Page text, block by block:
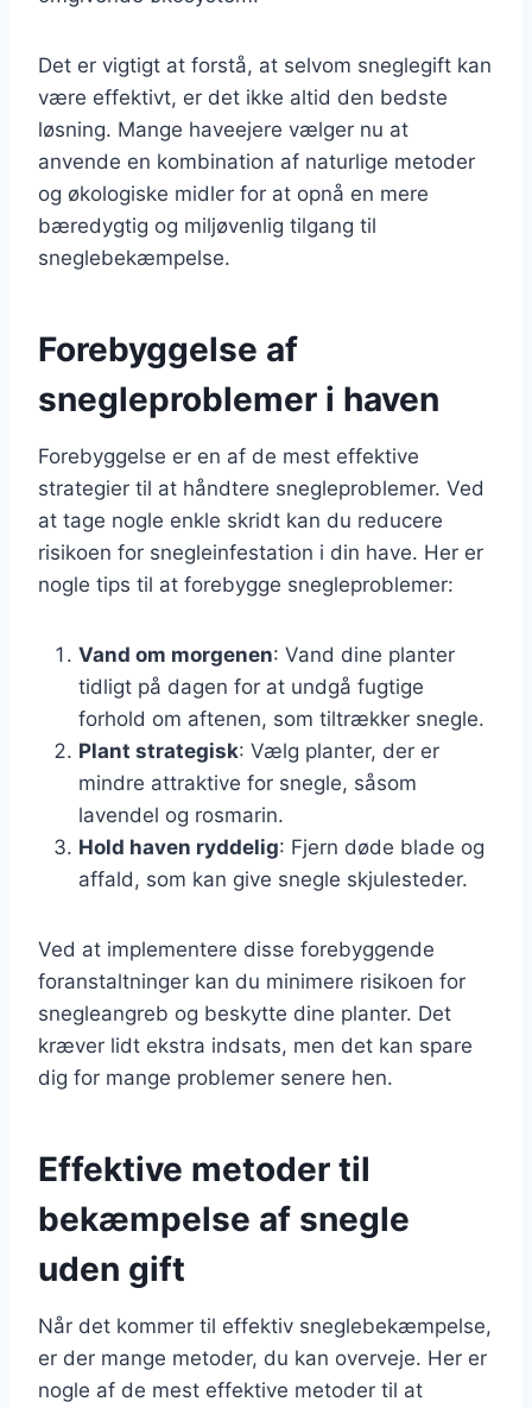
Det er vigtigt at forstå, at selvom sneglegift kan
være effektivt, er det ikke altid den bedste
løsning. Mange haveejere vælger nu at
anvende en kombination af naturlige metoder
og økologiske midler for at opnå en mere
bæredygtig og miljøvenlig tilgang til
sneglebekæmpelse.
Forebyggelse af
snegleproblemer i haven
Forebyggelse er en af de mest effektive
strategier til at håndtere snegleproblemer. Ved
at tage nogle enkle skridt kan du reducere
risikoen for snegleinfestation i din have. Her er
nogle tips til at forebygge snegleproblemer:
Vand om morgenen: Vand dine planter
tidligt på dagen for at undgå fugtige
forhold om aftenen, som tiltrækker snegle.
Plant strategisk: Vælg planter, der er
mindre attraktive for snegle, såsom
lavendel og rosmarin.
Hold haven ryddelig: Fjern døde blade og
affald, som kan give snegle skjulesteder.
Ved at implementere disse forebyggende
foranstaltninger kan du minimere risikoen for
snegleangreb og beskytte dine planter. Det
kræver lidt ekstra indsats, men det kan spare
dig for mange problemer senere hen.
Effektive metoder til
bekæmpelse af snegle
uden gift
Når det kommer til effektiv sneglebekæmpelse,
er der mange metoder, du kan overveje. Her er
nogle af de mest effektive metoder til at